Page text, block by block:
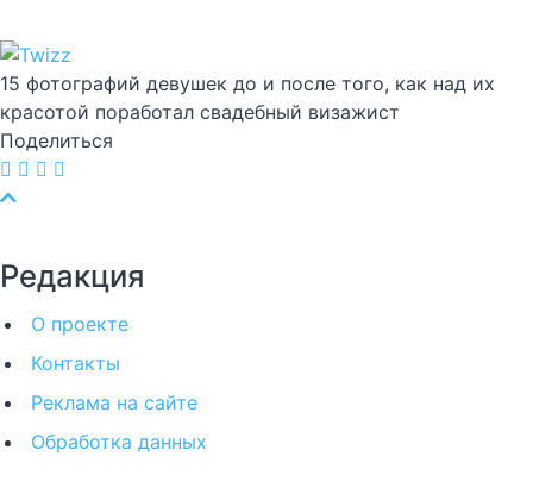
15 фотографий девушек до и после того, как над их
красотой поработал свадебный визажист
Поделиться
Редакция
О проекте
Контакты
Реклама на сайте
Обработка данных